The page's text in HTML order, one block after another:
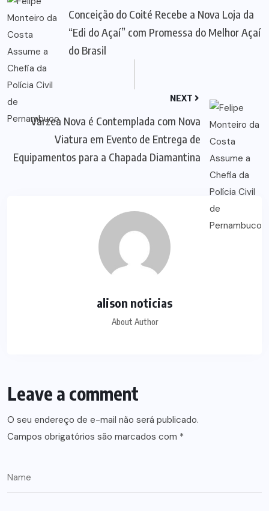
Conceição do Coité Recebe a Nova Loja da
“Edi do Açaí” com Promessa do Melhor Açaí
do Brasil
NEXT
Várzea Nova é Contemplada com Nova
Viatura em Evento de Entrega de
Equipamentos para a Chapada Diamantina
alison noticias
About Author
Leave a comment
O seu endereço de e-mail não será publicado.
Campos obrigatórios são marcados com *